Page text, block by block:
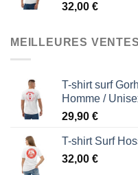
32,00 €
MEILLEURES VENTES
T-shirt surf
Homme /
29,90 €
T-shirt Surf
32,00 €